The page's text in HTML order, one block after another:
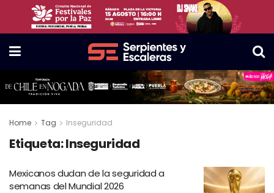
Home Tag Inseguridad
Etiqueta:Inseguridad
Mexicanos dudan de la seguridad a
semanas del Mundial 2026